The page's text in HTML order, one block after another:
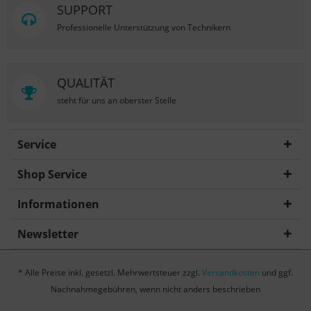
SUPPORT
Professionelle Unterstützung von Technikern
QUALITÄT
steht für uns an oberster Stelle
Service
Shop Service
Informationen
Newsletter
* Alle Preise inkl. gesetzl. Mehrwertsteuer zzgl. Versandkosten und ggf.
Nachnahmegebühren, wenn nicht anders beschrieben